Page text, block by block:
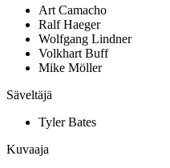
Art Camacho
Ralf Haeger
Wolfgang Lindner
Volkhart Buff
Mike Möller
Säveltäjä
Tyler Bates
Kuvaaja